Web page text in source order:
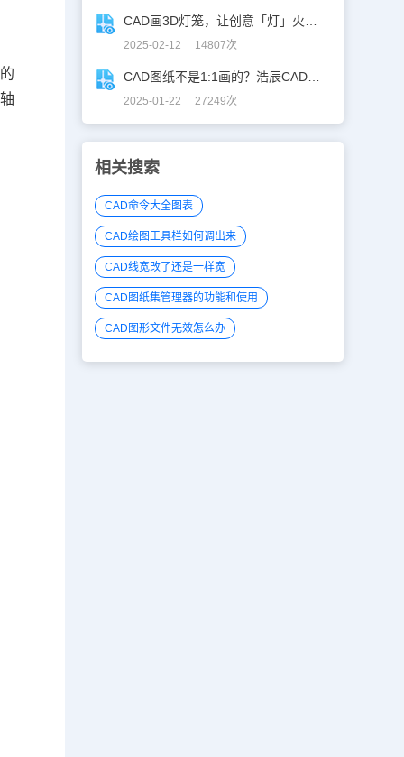
2025-02-12 14807次
2025-01-22 27249次
相关搜索
CAD命令大全图表
CAD绘图工具栏如何调出来
CAD线宽改了还是一样宽
CAD图纸集管理器的功能和使用
CAD图形文件无效怎么办